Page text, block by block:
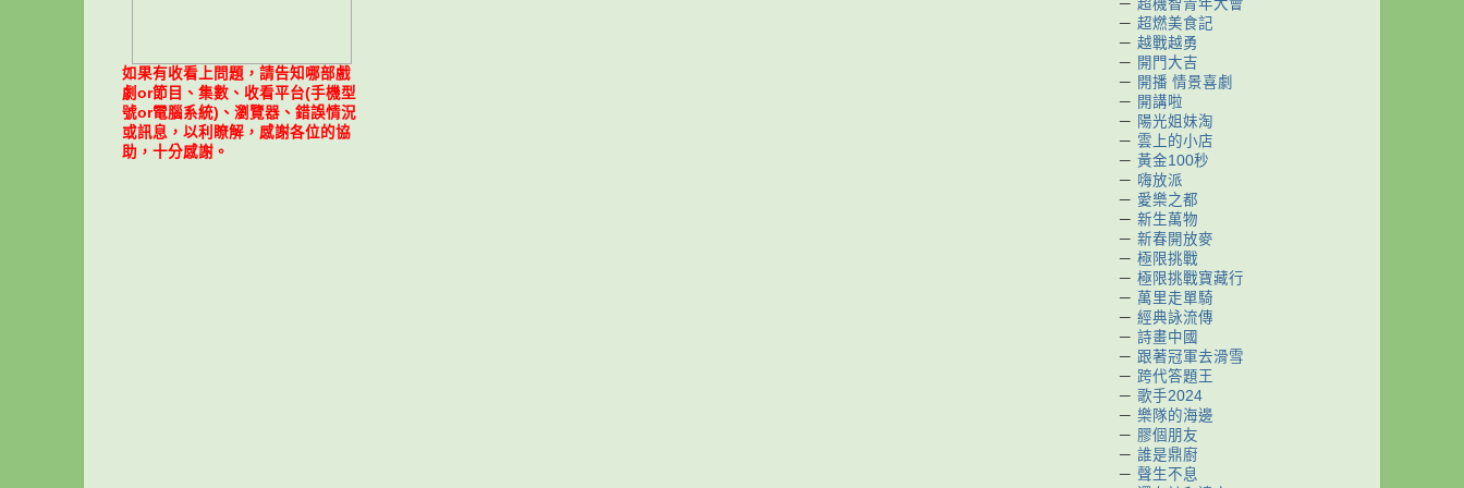
如果有收看上問題，請告知哪部戲
劇or節目、集數、收看平台(手機型
號or電腦系統)、瀏覽器、錯誤情況
或訊息，以利瞭解，感謝各位的協
助，十分感謝。
－ 超機智青年大會
－ 超燃美食記
－ 越戰越勇
－ 開門大吉
－ 開播 情景喜劇
－ 開講啦
－ 陽光姐妹淘
－ 雲上的小店
－ 黃金100秒
－ 嗨放派
－ 愛樂之都
－ 新生萬物
－ 新春開放麥
－ 極限挑戰
－ 極限挑戰寶藏行
－ 萬里走單騎
－ 經典詠流傳
－ 詩畫中國
－ 跟著冠軍去滑雪
－ 跨代答題王
－ 歌手2024
－ 樂隊的海邊
－ 膠個朋友
－ 誰是鼎廚
－ 聲生不息